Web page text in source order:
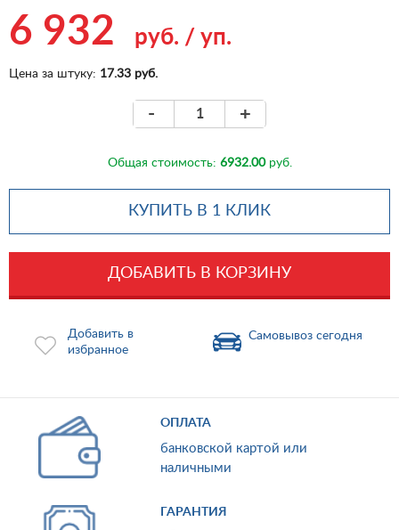
6 932 руб. / уп.
Цена за штуку: 17.33 руб.
- +
Общая стоимость: 6932.00руб.
КУПИТЬ В 1 КЛИК
ДОБАВИТЬ В КОРЗИНУ
Добавить в
избранное
Самовывоз сегодня
ОПЛАТА
банковской картой или
наличными
ГАРАНТИЯ